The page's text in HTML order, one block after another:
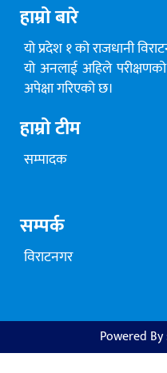
हाम्रो बारे
यो प्रदेश १ को राजधानी
यो अनलाई अहिले
अपेक्षा गरिएको छ।
हाम्रो टीम
सम्पादक
सम्पर्क
विराटनगर
Powered By